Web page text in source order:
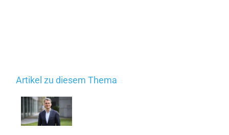
Artikel zu diesem Thema